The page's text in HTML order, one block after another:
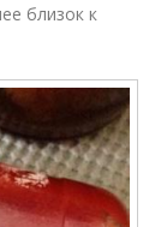
близок к